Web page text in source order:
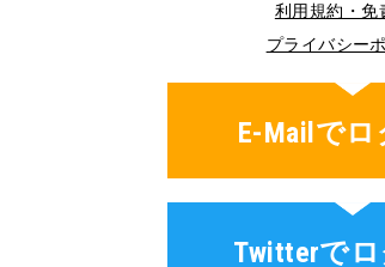
利用規約・免
プライバシー
E-Mailで
Twitterで